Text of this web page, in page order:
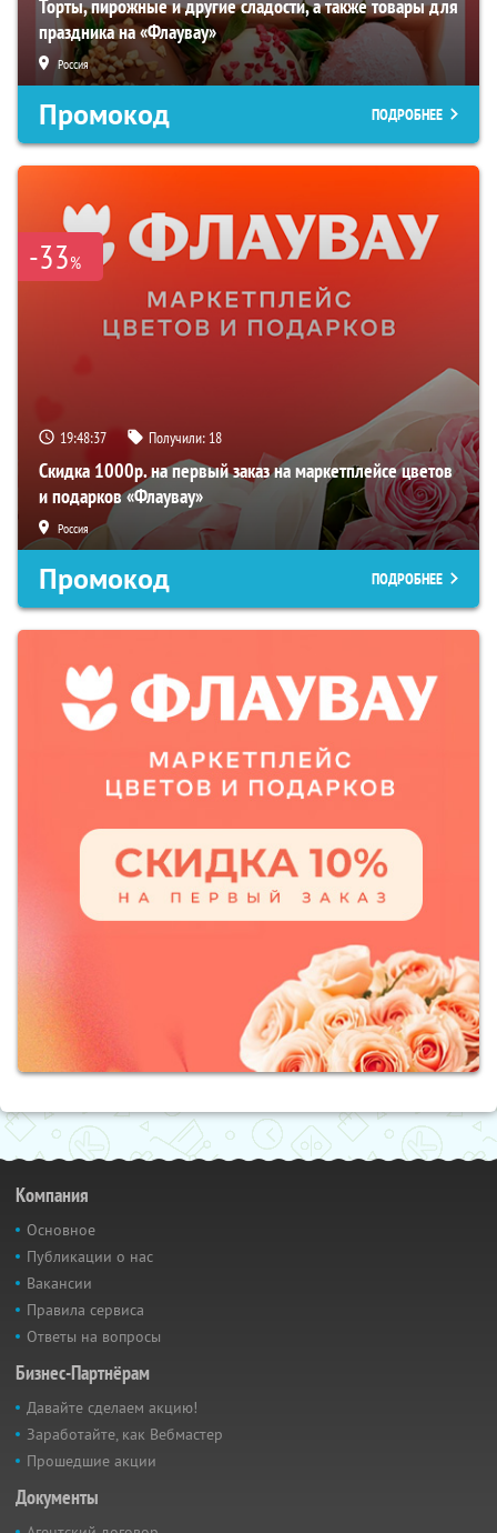
Торты, пирожные и другие сладости, а также товары для
праздника на «Флаувау»
Россия
Промокод ПОДРОБНЕЕ
-33%
19:48:36 Получили: 18
Скидка 1000р. на первый заказ на маркетплейсе цветов
и подарков «Флаувау»
Россия
Промокод ПОДРОБНЕЕ
Компания
Основное
Публикации о нас
Вакансии
Правила сервиса
Ответы на вопросы
Бизнес-Партнёрам
Давайте сделаем акцию!
Заработайте, как Вебмастер
Прошедшие акции
Документы